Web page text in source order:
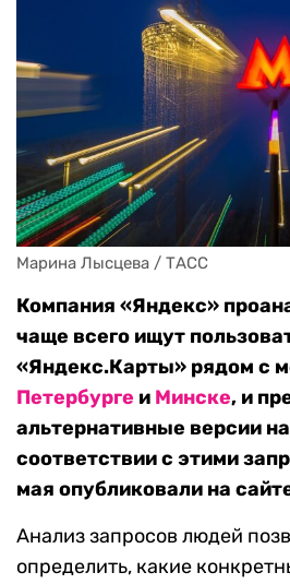
Марина Лысцева / ТАСС
Компания «Яндекс»
чаще всего ищут
«Яндекс.Карты» рядом с
Петербурге и Минске, и
альтернативные версии
соответствии с этими
мая опубликовали на
Анализ запросов людей
определить, какие